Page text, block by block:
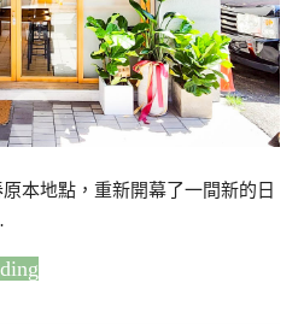
本地點，重新開幕了一間新的日